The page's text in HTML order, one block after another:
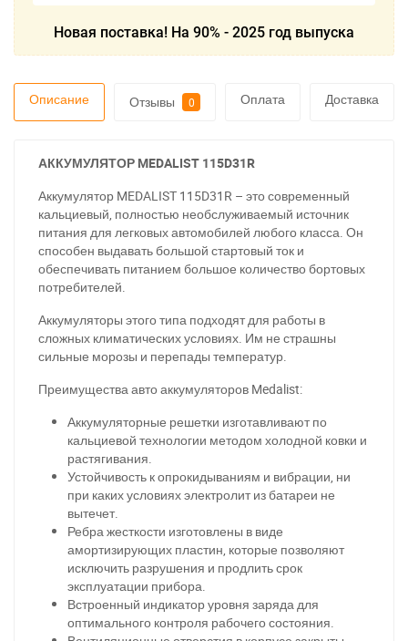
Новая поставка! На 90% - 2025 год выпуска
Описание Отзывы 0 Оплата Доставка
АККУМУЛЯТОР MEDALIST 115D31R
Аккумулятор MEDALIST 115D31R – это современный
кальциевый, полностью необслуживаемый источник
питания для легковых автомобилей любого класса. Он
способен выдавать большой стартовый ток и
обеспечивать питанием большое количество бортовых
потребителей.
Аккумуляторы этого типа подходят для работы в
сложных климатических условиях. Им не страшны
сильные морозы и перепады температур.
Преимущества авто аккумуляторов Medalist:
Аккумуляторные решетки изготавливают по
кальциевой технологии методом холодной ковки и
растягивания.
Устойчивость к опрокидываниям и вибрации, ни
при каких условиях электролит из батареи не
вытечет.
Ребра жесткости изготовлены в виде
амортизирующих пластин, которые позволяют
исключить разрушения и продлить срок
эксплуатации прибора.
Встроенный индикатор уровня заряда для
оптимального контроля рабочего состояния.